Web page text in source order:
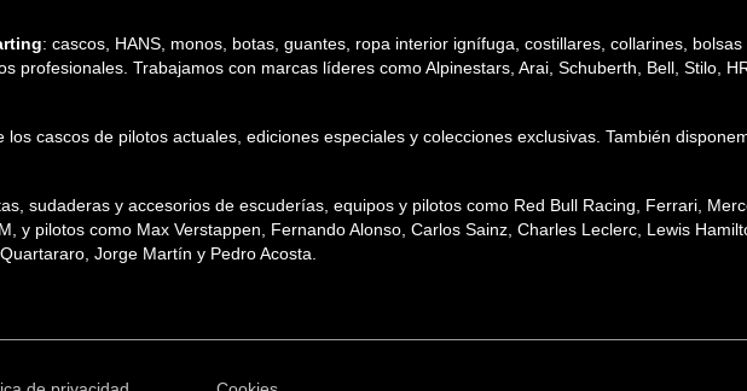
: cascos, HANS, monos, botas, guantes, ropa interior ignífuga, costillares, collarines,
profesionales. Trabajamos con marcas líderes como Alpinestars, Arai, Schuberth, Bell, Stilo,
los cascos de pilotos actuales, ediciones especiales y colecciones exclusivas. También
sudaderas y accesorios de escuderías, equipos y pilotos como Red Bull Racing, Ferrari,
y pilotos como Max Verstappen, Fernando Alonso, Carlos Sainz, Charles Leclerc, Lewis
Jorge Martín y Pedro Acosta.